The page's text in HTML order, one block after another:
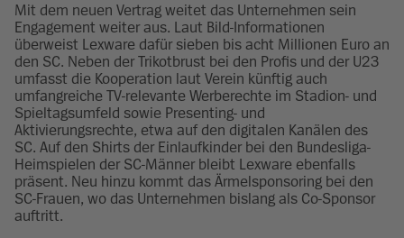
Mit dem neuen Vertrag weitet das Unternehmen sein
Engagement weiter aus. Laut Bild-Informationen
überweist Lexware dafür sieben bis acht Millionen Euro an
den SC. Neben der Trikotbrust bei den Profis und der U23
umfasst die Kooperation laut Verein künftig auch
umfangreiche TV-relevante Werberechte im Stadion- und
Spieltagsumfeld sowie Presenting- und
Aktivierungsrechte, etwa auf den digitalen Kanälen des
SC. Auf den Shirts der Einlaufkinder bei den Bundesliga-
Heimspielen der SC-Männer bleibt Lexware ebenfalls
präsent. Neu hinzu kommt das Ärmelsponsoring bei den
SC-Frauen, wo das Unternehmen bislang als Co-Sponsor
auftritt.